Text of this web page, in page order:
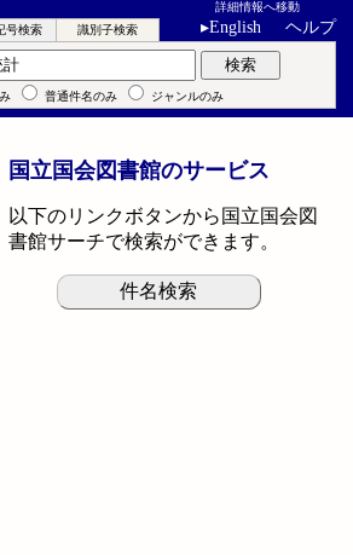
詳細情報へ移動
▸English ヘルプ
号検索 識別子検索
検索
普通件名のみ ジャンルのみ
国立国会図書館のサービス
以下のリンクボタンから国立国会図
書館サーチで検索ができます。
件名検索